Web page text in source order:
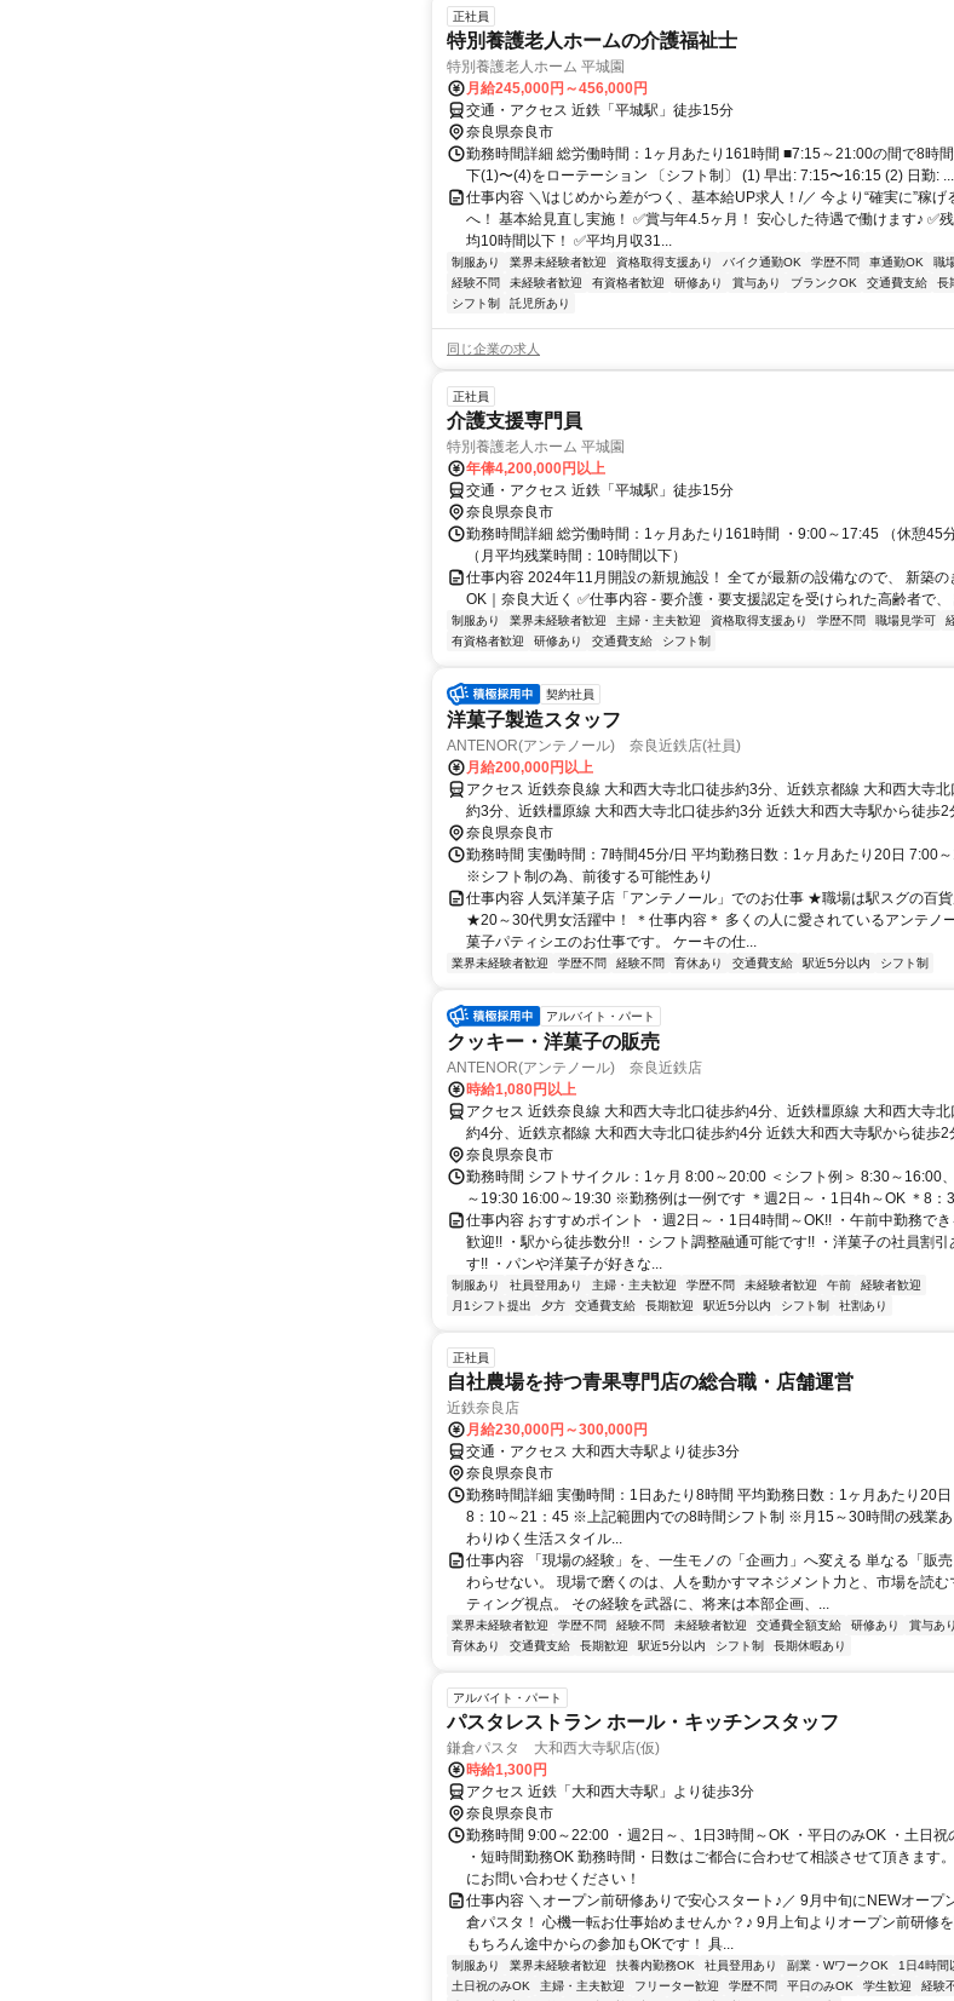
正社員
特別養護老人ホームの介護福祉士
特別養護老人ホーム 平城園
月給245,000円～456,000円
交通・アクセス 近鉄「平城駅」徒歩15分
奈良県奈良市
勤務時間詳細 総労働時間：1ヶ月あたり161時間 ■7:15～21:00の間で8時
下(1)〜(4)をローテーション 〔シフト制〕 (1) 早出: 7:15〜16:15 (2) 日勤: ...
仕事内容 ＼\はじめから差がつく、基本給UP求人！/／ 今より“確実に”稼げ
へ！ 基本給見直し実施！ ✅賞与年4.5ヶ月！ 安心した待遇で働けます♪ ✅
均10時間以下！ ✅平均月収31...
制服あり 業界未経験者歓迎 資格取得支援あり バイク通勤OK 学歴不問 車通勤OK
職
経験不問
未経験者歓迎 有資格者歓迎 研修あり 賞与あり ブランクOK 交通費支給
長
シフト制
託児所あり
同じ企業の求人
正社員
介護支援専門員
特別養護老人ホーム 平城園
年俸4,200,000円以上
交通・アクセス 近鉄「平城駅」徒歩15分
奈良県奈良市
勤務時間詳細 総労働時間：1ヶ月あたり161時間 ・9:00～17:45 （休憩45
（月平均残業時間：10時間以下）
仕事内容 2024年11月開設の新規施設！ 全てが最新の設備なので、 新築
OK｜奈良大近く ✅仕事内容 - 要介護・要支援認定を受けられた高齢者で、
制服あり 業界未経験者歓迎 主婦・主夫歓迎 資格取得支援あり 学歴不問 職場見学可
有資格者歓迎
研修あり 交通費支給 シフト制
契約社員
洋菓子製造スタッフ
ANTENOR(アンテノール) 奈良近鉄店(社員)
月給200,000円以上
アクセス 近鉄奈良線 大和西大寺北口徒歩約3分、近鉄京都線 大和西大寺北
約3分、近鉄橿原線 大和西大寺北口徒歩約3分 近鉄大和西大寺駅から徒歩2
奈良県奈良市
勤務時間 実働時間：7時間45分/日 平均勤務日数：1ヶ月あたり20日 7:00
※シフト制の為、前後する可能性あり
仕事内容 人気洋菓子店「アンテノール」でのお仕事 ★職場は駅スグの百貨
★20～30代男女活躍中！ ＊仕事内容＊ 多くの人に愛されているアンテノ
菓子パティシエのお仕事です。 ケーキの仕...
業界未経験者歓迎 学歴不問 経験不問 育休あり 交通費支給 駅近5分以内 シフト制
アルバイト・パート
クッキー・洋菓子の販売
ANTENOR(アンテノール) 奈良近鉄店
時給1,080円以上
アクセス 近鉄奈良線 大和西大寺北口徒歩約4分、近鉄橿原線 大和西大寺北
約4分、近鉄京都線 大和西大寺北口徒歩約4分 近鉄大和西大寺駅から徒歩2
奈良県奈良市
勤務時間 シフトサイクル：1ヶ月 8:00～20:00 ＜シフト例＞ 8:30～16:00
～19:30 16:00～19:30 ※勤務例は一例です ＊週2日～・1日4h～OK ＊8：
仕事内容 おすすめポイント ・週2日～・1日4時間～OK!! ・午前中勤務でき
歓迎!! ・駅から徒歩数分!! ・シフト調整融通可能です!! ・洋菓子の社員割引
す!! ・パンや洋菓子が好きな...
制服あり 社員登用あり 主婦・主夫歓迎 学歴不問 未経験者歓迎 午前
経験者歓迎
月1シフト提出
夕方 交通費支給 長期歓迎 駅近5分以内 シフト制 社割あり
正社員
自社農場を持つ青果専門店の総合職・店舗運営
近鉄奈良店
月給230,000円～300,000円
交通・アクセス 大和西大寺駅より徒歩3分
奈良県奈良市
勤務時間詳細 実働時間：1日あたり8時間 平均勤務日数：1ヶ月あたり20日
8：10～21：45 ※上記範囲内での8時間シフト制 ※月15～30時間の残業
わりゆく生活スタイル...
仕事内容 「現場の経験」を、一生モノの「企画力」へ変える 単なる「販
わらせない。 現場で磨くのは、人を動かすマネジメント力と、市場を読む
ティング視点。 その経験を武器に、将来は本部企画、...
業界未経験者歓迎 学歴不問 経験不問 未経験者歓迎 交通費全額支給 研修あり
賞与あり
育休あり
交通費支給 長期歓迎 駅近5分以内 シフト制 長期休暇あり
アルバイト・パート
パスタレストラン ホール・キッチンスタッフ
鎌倉パスタ 大和西大寺駅店(仮)
時給1,300円
アクセス 近鉄「大和西大寺駅」より徒歩3分
奈良県奈良市
勤務時間 9:00～22:00 ・週2日～、1日3時間～OK ・平日のみOK ・土日祝
・短時間勤務OK 勤務時間・日数はご都合に合わせて相談させて頂きます
にお問い合わせください！
仕事内容 ＼オープン前研修ありで安心スタート♪／ 9月中旬にNEWオープ
倉パスタ！ 心機一転お仕事始めませんか？♪ 9月上旬よりオープン前研修を
もちろん途中からの参加もOKです！ 具...
制服あり 業界未経験者歓迎 扶養内勤務OK 社員登用あり 副業・WワークOK
1日4時間
土日祝のみOK
主婦・主夫歓迎 フリーター歓迎 学歴不問 平日のみOK 学生歓迎
経験